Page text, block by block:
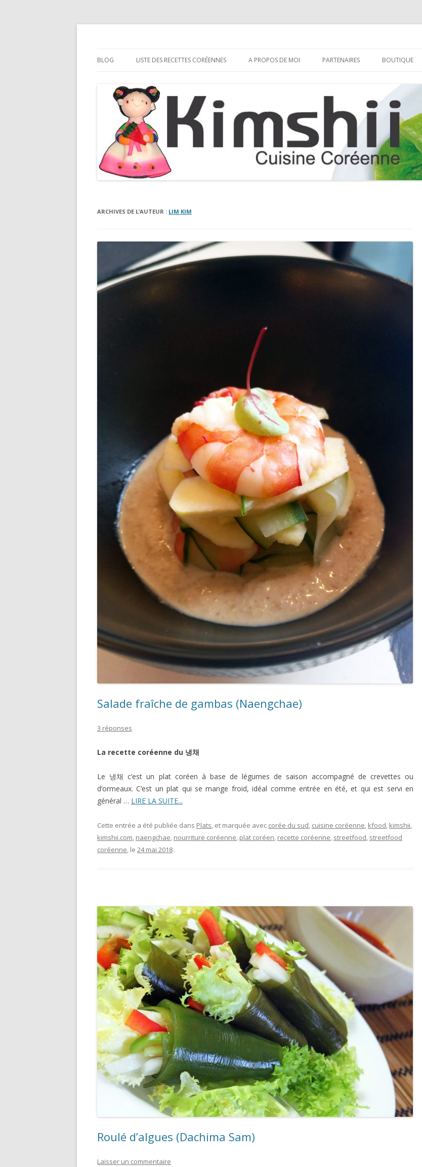
au
BLOG LISTE DES RECETTES CORÉENNES
PÂTES
KIMCHI
STREET FOOD CORÉENNE
ACCOMPAGNEMENTS/APÉRITIFS
A PROPOS DE MOI PARTENAIRES BOUTIQUE
ARCHIVES DE L’AUTEUR : LIM KIM
Salade fraîche de gambas (Naengchae)
3 réponses
La recette coréenne du 냉채
Le 냉채 c’est un plat coréen à base de légumes de saison accompagné de crevettes ou
d’ormeaux. C’est un plat qui se mange froid, idéal comme entrée en été, et qui est servi en
général … LIRE LA SUITE...
Cette entrée a été publiée dans Plats, et marquée avec corée du sud, cuisine coréenne, kfood, kimshii,
kimshii.com, naengchae, nourriture coréenne, plat coréen, recette coréenne, streetfood, streetfood
coréenne, le 24 mai 2018 .
Roulé d’algues (Dachima Sam)
Laisser un commentaire